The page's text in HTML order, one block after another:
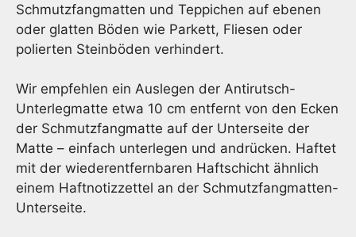
Schmutzfangmatten und Teppichen auf ebenen
oder glatten Böden wie Parkett, Fliesen oder
polierten Steinböden verhindert.
Wir empfehlen ein Auslegen der Antirutsch-
Unterlegmatte etwa 10 cm entfernt von den Ecken
der Schmutzfangmatte auf der Unterseite der
Matte – einfach unterlegen und andrücken. Haftet
mit der wiederentfernbaren Haftschicht ähnlich
einem Haftnotizzettel an der Schmutzfangmatten-
Unterseite.